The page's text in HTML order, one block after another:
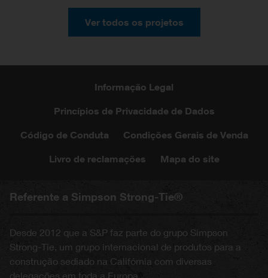
Ver todos os projetos
Informação Legal
Princípios de Privacidade de Dados
Código de Conduta Condições Gerais de Venda
Livro de reclamações Mapa do site
Referente a Simpson Strong-Tie®
Desde 2012 que a S&P faz parte do grupo Simpson
Strong-Tie, um grupo internacional de produtos para a
construção sediado na Califórnia com diversas
delegações em toda a Europa.